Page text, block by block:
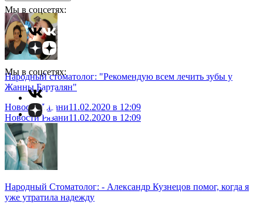
Мы в соцсетях:
Мы в соцсетях:
Народный стоматолог: "Рекомендую всем лечить зубы у
Жанны Барталян"
Новости Рязани11.02.2020 в 12:09
Новости Рязани11.02.2020 в 12:09
Народный Стоматолог: - Александр Кузнецов помог, когда я
уже утратила надежду